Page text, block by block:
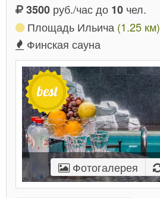
3500 руб./час до 10 чел.
Площадь Ильича (1.25 км)
Финская сауна
Фотогалерея